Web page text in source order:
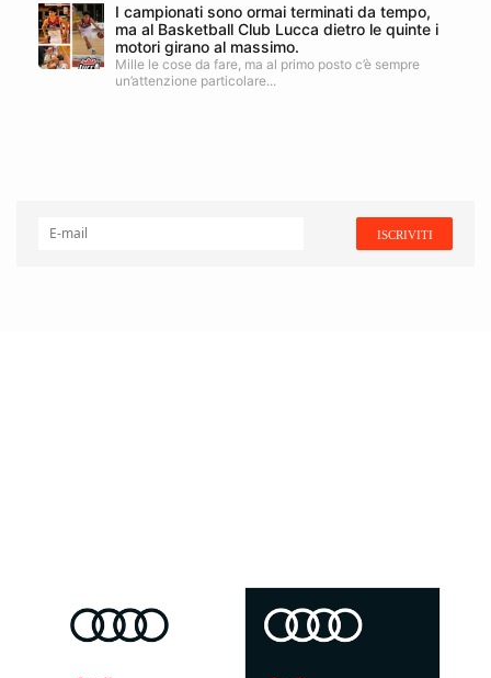
I campionati sono ormai terminati da tempo,
ma al Basketball Club Lucca dietro le quinte i
motori girano al massimo.
Mille le cose da fare, ma al primo posto c’è sempre
un’attenzione particolare...